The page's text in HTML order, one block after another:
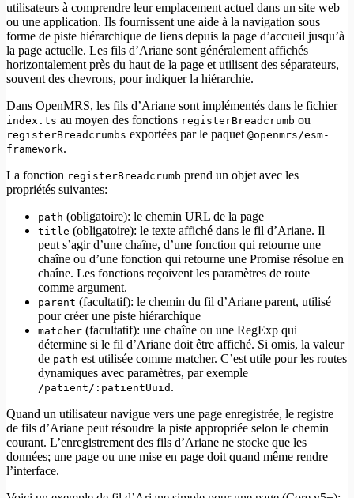
utilisateurs à comprendre leur emplacement actuel dans un site web
ou une application. Ils fournissent une aide à la navigation sous
forme de piste hiérarchique de liens depuis la page d’accueil jusqu’à
la page actuelle. Les fils d’Ariane sont généralement affichés
horizontalement près du haut de la page et utilisent des séparateurs,
souvent des chevrons, pour indiquer la hiérarchie.
Dans OpenMRS, les fils d’Ariane sont implémentés dans le fichier
index.ts au moyen des fonctions registerBreadcrumb ou
registerBreadcrumbs exportées par le paquet @openmrs/esm-
framework.
La fonction registerBreadcrumb prend un objet avec les
propriétés suivantes:
path (obligatoire): le chemin URL de la page
title (obligatoire): le texte affiché dans le fil d’Ariane. Il
peut s’agir d’une chaîne, d’une fonction qui retourne une
chaîne ou d’une fonction qui retourne une Promise résolue en
chaîne. Les fonctions reçoivent les paramètres de route
comme argument.
parent (facultatif): le chemin du fil d’Ariane parent, utilisé
pour créer une piste hiérarchique
matcher (facultatif): une chaîne ou une RegExp qui
détermine si le fil d’Ariane doit être affiché. Si omis, la valeur
de path est utilisée comme matcher. C’est utile pour les routes
dynamiques avec paramètres, par exemple
/patient/:patientUuid .
Quand un utilisateur navigue vers une page enregistrée, le registre
de fils d’Ariane peut résoudre la piste appropriée selon le chemin
courant. L’enregistrement des fils d’Ariane ne stocke que les
données; une page ou une mise en page doit quand même rendre
l’interface.